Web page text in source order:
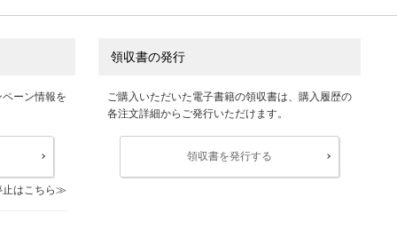
ーン情報を
はこちら
領収書の発行
ご購入いただいた電子書籍の領収書は、購入履歴の
各注文詳細からご発行いただけます。
領収書を発行する